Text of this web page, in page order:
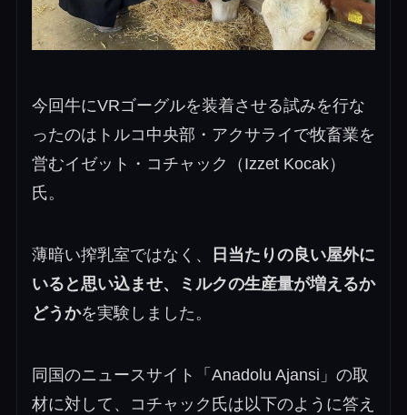
今回牛にVRゴーグルを装着させる試みを行な
ったのはトルコ中央部・アクサライで牧畜業を
営むイゼット・コチャック（Izzet Kocak）
氏。
薄暗い搾乳室ではなく、
日当たりの良い屋外に
いると思い込ませ、ミルクの生産量が増えるか
どうかを実験しました。
同国のニュースサイト「Anadolu Ajansi」の取
材に対して、コチャック氏は以下のように答え